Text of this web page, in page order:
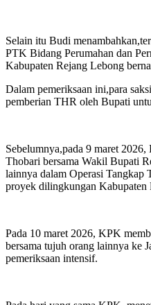
Selain itu Budi
PTK Bidang Perumahan dan
Kabupaten Rejang Lebong
Dalam pemeriksaan ini,para
pemberian THR oleh Bupati
Sebelumnya,pada 9 maret
Thobari bersama Wakil Bupati
lainnya dalam Operasi Tangkap
proyek dilingkungan
Pada 10 maret 2026, KPK
bersama tujuh orang lainnya ke
pemeriksaan intensif.